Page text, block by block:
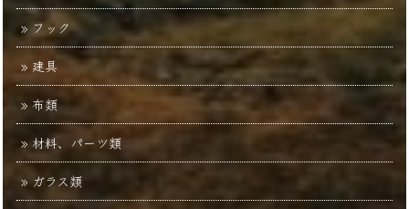
フック
建具
布類
材料、パーツ類
ガラス類